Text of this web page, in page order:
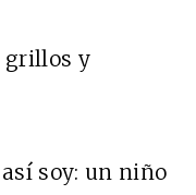
grillos y
soy: un niño